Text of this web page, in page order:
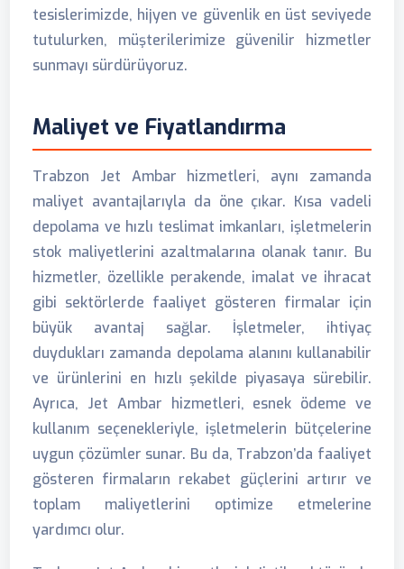
tesislerimizde, hijyen ve güvenlik en üst seviyede
tutulurken, müşterilerimize güvenilir hizmetler
sunmayı sürdürüyoruz.
Maliyet ve Fiyatlandırma
Trabzon Jet Ambar hizmetleri, aynı zamanda
maliyet avantajlarıyla da öne çıkar. Kısa vadeli
depolama ve hızlı teslimat imkanları, işletmelerin
stok maliyetlerini azaltmalarına olanak tanır. Bu
hizmetler, özellikle perakende, imalat ve ihracat
gibi sektörlerde faaliyet gösteren firmalar için
büyük avantaj sağlar. İşletmeler, ihtiyaç
duydukları zamanda depolama alanını kullanabilir
ve ürünlerini en hızlı şekilde piyasaya sürebilir.
Ayrıca, Jet Ambar hizmetleri, esnek ödeme ve
kullanım seçenekleriyle, işletmelerin bütçelerine
uygun çözümler sunar. Bu da, Trabzon’da faaliyet
gösteren firmaların rekabet güçlerini artırır ve
toplam maliyetlerini optimize etmelerine
yardımcı olur.